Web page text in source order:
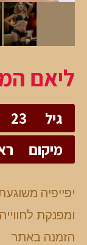
ליאם
גיל
23
מיקום
יפייפיה
ומפנקת
הזמנה באתר